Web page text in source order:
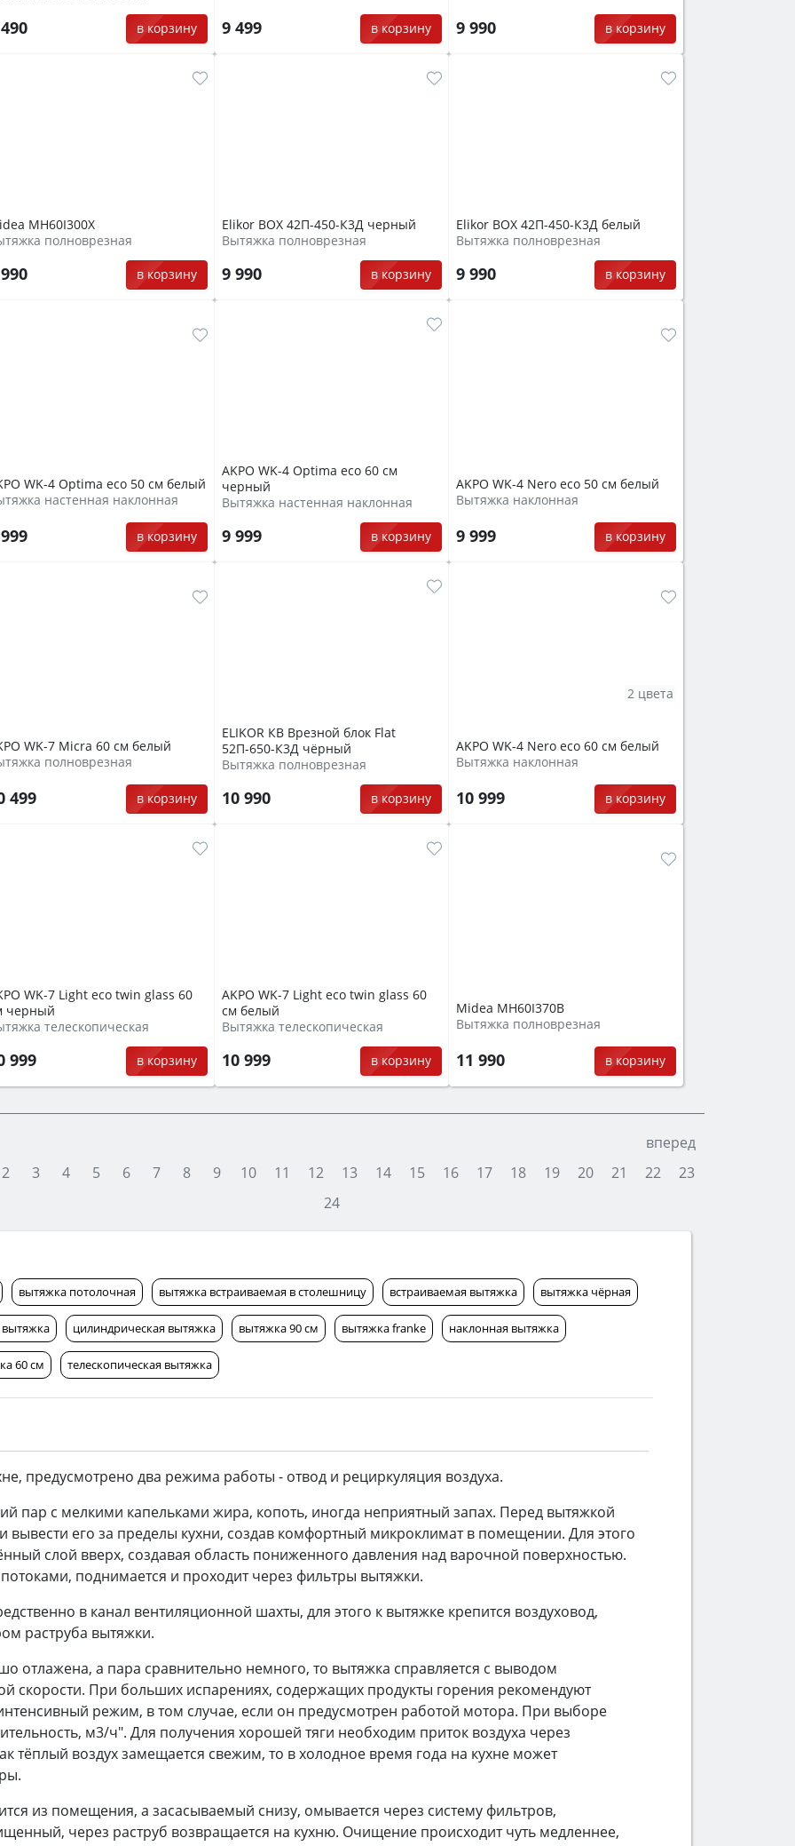
в корзину 9 499 в корзину 9 990 в корзину
MH60I300X
полноврезная
в корзину
Elikor BOX 42П-450-К3Д черный
Вытяжка полноврезная
9 990 в корзину
Elikor BOX 42П-450-К3Д белый
Вытяжка полноврезная
9 990 в корзину
WK-4 Optima eco 50 см белый
настенная наклонная
в корзину
AKPO WK-4 Optima eco 60 см
черный
Вытяжка настенная наклонная
9 999 в корзину
AKPO WK-4 Nero eco 50 см белый
Вытяжка наклонная
9 999 в корзину
WK-7 Micra 60 см белый
полноврезная
499 в корзину
ELIKOR КВ Врезной блок Flat
52П-650-К3Д чёрный
Вытяжка полноврезная
10 990 в корзину
AKPO WK-4 Nero eco 60 см белый
Вытяжка наклонная
10 999 в корзину
2 цвета
WK-7 Light eco twin glass 60
черный
телескопическая
999 в корзину
АKPO WK-7 Light eco twin glass 60
см белый
Вытяжка телескопическая
10 999 в корзину
Midea MH60I370B
Вытяжка полноврезная
11 990 в корзину
вперед
2 3 4 5 6 7 8 9 10 11 12 13 14 15 16 17 18 19 20 21 22
23
24
вытяжка потолочная вытяжка встраиваемая в столешницу встраиваемая вытяжка вытяжка чёрная
вытяжка цилиндрическая вытяжка вытяжка 90 см вытяжка franke наклонная вытяжка
60 см телескопическая вытяжка
предусмотрено два режима работы - отвод и рециркуляция воздуха.
пар с мелкими капельками жира, копоть, иногда неприятный запах. Перед вытяжкой
вывести его за пределы кухни, создав комфортный микроклимат в помещении. Для этого
слой вверх, создавая область пониженного давления над варочной поверхностью.
поднимается и проходит через фильтры вытяжки.
в канал вентиляционной шахты, для этого к вытяжке крепится воздуховод,
раструба вытяжки.
отлажена, а пара сравнительно немного, то вытяжка справляется с выводом
скорости. При больших испарениях, содержащих продукты горения рекомендуют
режим, в том случае, если он предусмотрен работой мотора. При выборе
м3/ч". Для получения хорошей тяги необходим приток воздуха через
тёплый воздух замещается свежим, то в холодное время года на кухне может
из помещения, а засасываемый снизу, омывается через систему фильтров,
через раструб возвращается на кухню. Очищение происходит чуть медленнее,